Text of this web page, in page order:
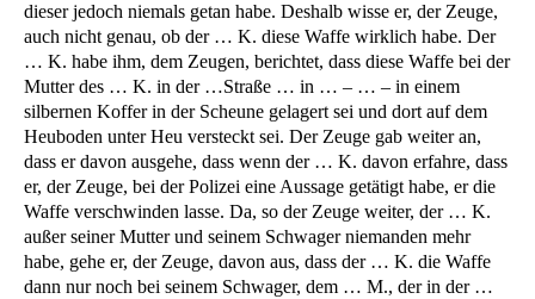
dieser jedoch niemals getan habe. Deshalb wisse er, der Zeuge,
auch nicht genau, ob der … K. diese Waffe wirklich habe. Der
… K. habe ihm, dem Zeugen, berichtet, dass diese Waffe bei der
Mutter des … K. in der …Straße … in … – … – in einem
silbernen Koffer in der Scheune gelagert sei und dort auf dem
Heuboden unter Heu versteckt sei. Der Zeuge gab weiter an,
dass er davon ausgehe, dass wenn der … K. davon erfahre, dass
er, der Zeuge, bei der Polizei eine Aussage getätigt habe, er die
Waffe verschwinden lasse. Da, so der Zeuge weiter, der … K.
außer seiner Mutter und seinem Schwager niemanden mehr
habe, gehe er, der Zeuge, davon aus, dass der … K. die Waffe
dann nur noch bei seinem Schwager, dem … M., der in der …